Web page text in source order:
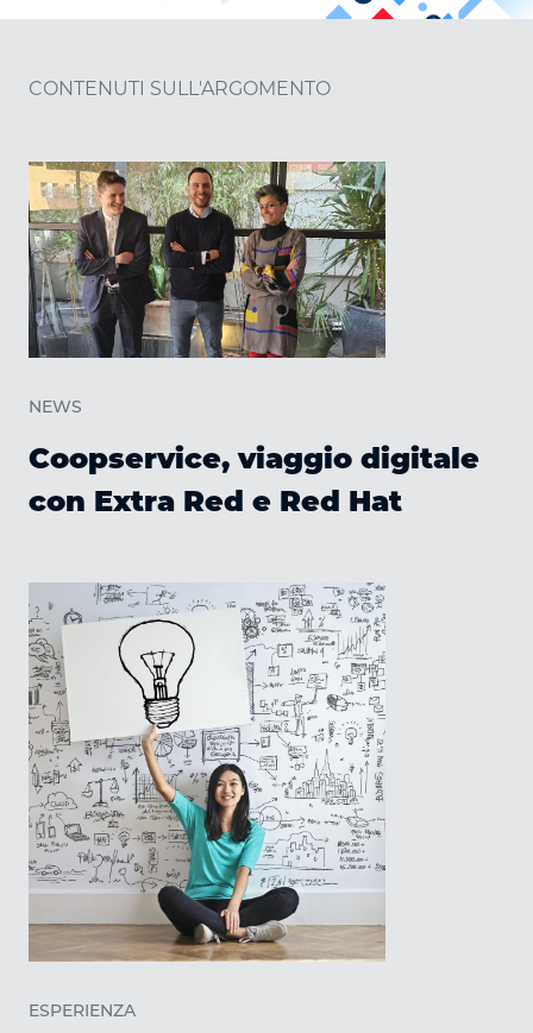
CONTENUTI SULL'ARGOMENTO
NEWS
Coopservice, viaggio digitale
con Extra Red e Red Hat
ESPERIENZA